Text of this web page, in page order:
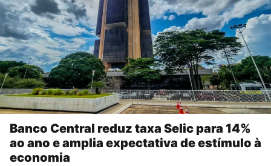
Banco Central reduz taxa Selic para 14%
ao ano e amplia expectativa de estímulo à
economia